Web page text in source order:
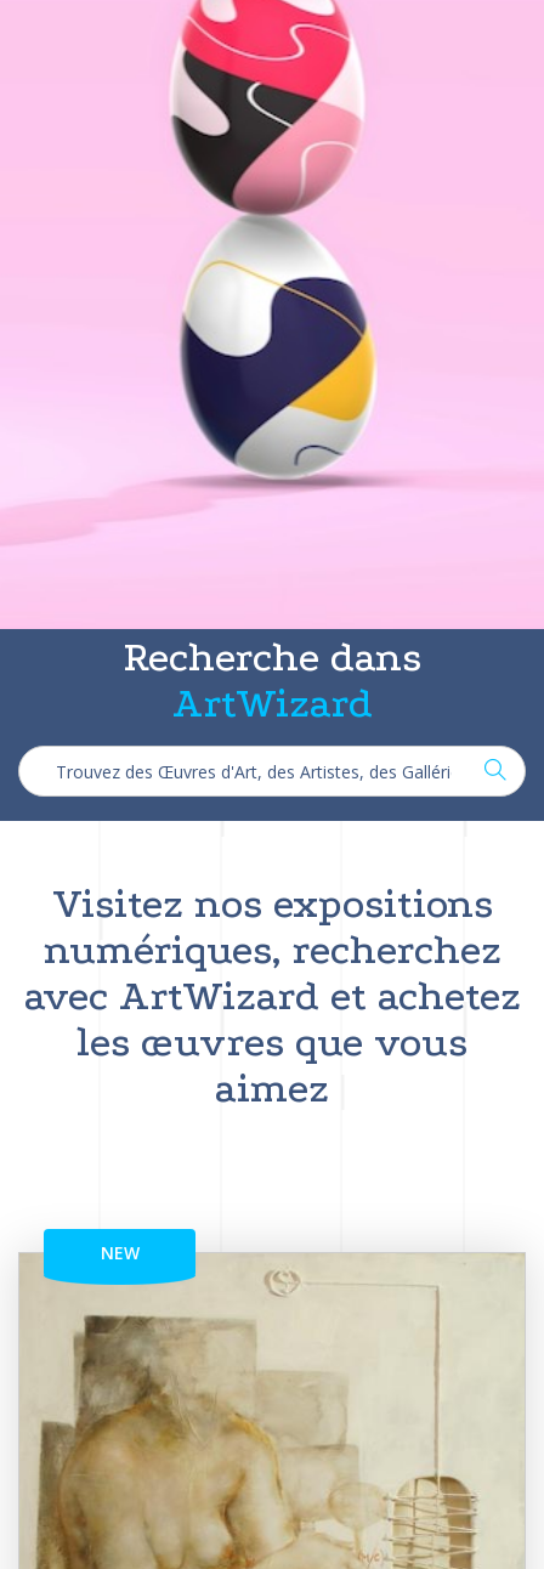
Recherche dans
ArtWizard
Visitez nos expositions
numériques, recherchez
avec ArtWizard et achetez
les œuvres que vous
aimez
NEW